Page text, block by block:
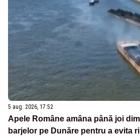
5 aug. 2026, 17:52
Apele Române amâna până joi
barjelor pe Dunăre pentru a evita